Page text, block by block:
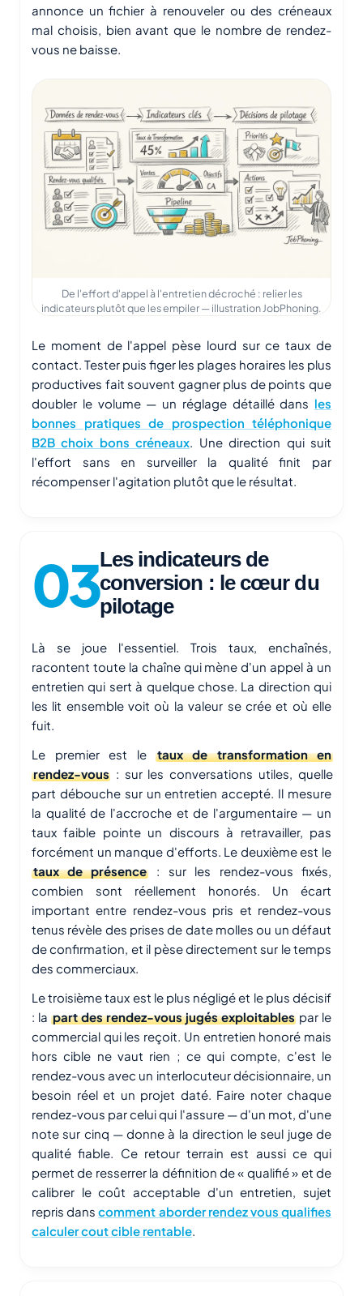
annonce un fichier à renouveler ou des créneaux
mal choisis, bien avant que le nombre de rendez-
vous ne baisse.
De l'effort d'appel à l'entretien décroché : relier les
indicateurs plutôt que les empiler — illustration JobPhoning.
Le moment de l'appel pèse lourd sur ce taux de
contact. Tester puis figer les plages horaires les plus
productives fait souvent gagner plus de points que
doubler le volume — un réglage détaillé dans les
bonnes pratiques de prospection téléphonique
B2B choix bons créneaux. Une direction qui suit
l'effort sans en surveiller la qualité finit par
récompenser l'agitation plutôt que le résultat.
Les indicateurs de
conversion : le cœur du
pilotage
Là se joue l'essentiel. Trois taux, enchaînés,
racontent toute la chaîne qui mène d'un appel à un
entretien qui sert à quelque chose. La direction qui
les lit ensemble voit où la valeur se crée et où elle
fuit.
Le premier est le taux de transformation en
rendez-vous : sur les conversations utiles, quelle
part débouche sur un entretien accepté. Il mesure
la qualité de l'accroche et de l'argumentaire — un
taux faible pointe un discours à retravailler, pas
forcément un manque d'efforts. Le deuxième est le
taux de présence: sur les rendez-vous fixés,
combien sont réellement honorés. Un écart
important entre rendez-vous pris et rendez-vous
tenus révèle des prises de date molles ou un défaut
de confirmation, et il pèse directement sur le temps
des commerciaux.
Le troisième taux est le plus négligé et le plus décisif
: la part des rendez-vous jugés exploitables par le
commercial qui les reçoit. Un entretien honoré mais
hors cible ne vaut rien ; ce qui compte, c'est le
rendez-vous avec un interlocuteur décisionnaire, un
besoin réel et un projet daté. Faire noter chaque
rendez-vous par celui qui l'assure — d'un mot, d'une
note sur cinq — donne à la direction le seul juge de
qualité fiable. Ce retour terrain est aussi ce qui
permet de resserrer la définition de « qualifié » et de
calibrer le coût acceptable d'un entretien, sujet
repris danscomment aborder rendez vous qualifies
calculer cout cible rentable.